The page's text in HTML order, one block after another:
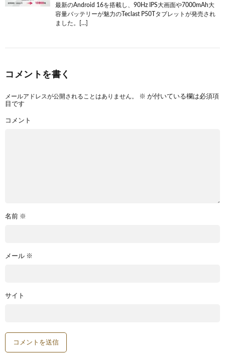
最新のAndroid 16を搭載し、90Hz IPS大画面や7000mAh大
容量バッテリーが魅力のTeclast P50Tタブレットが発売され
ました。[…]
コメントを書く
メールアドレスが公開されることはありません。 ※ が付いている欄は必須項
目です
コメント
名前 ※
メール ※
サイト